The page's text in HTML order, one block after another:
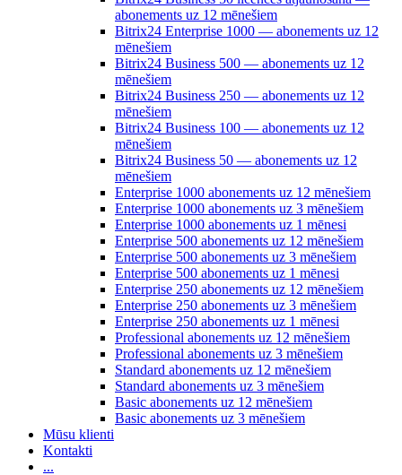
abonements uz 12 mēnešiem
Bitrix24 Enterprise 1000 — abonements uz 12
mēnešiem
Bitrix24 Business 500 — abonements uz 12
mēnešiem
Bitrix24 Business 250 — abonements uz 12
mēnešiem
Bitrix24 Business 100 — abonements uz 12
mēnešiem
Bitrix24 Business 50 — abonements uz 12
mēnešiem
Enterprise 1000 abonements uz 12 mēnešiem
Enterprise 1000 abonements uz 3 mēnešiem
Enterprise 1000 abonements uz 1 mēnesi
Enterprise 500 abonements uz 12 mēnešiem
Enterprise 500 abonements uz 3 mēnešiem
Enterprise 500 abonements uz 1 mēnesi
Enterprise 250 abonements uz 12 mēnešiem
Enterprise 250 abonements uz 3 mēnešiem
Enterprise 250 abonements uz 1 mēnesi
Professional abonements uz 12 mēnešiem
Professional abonements uz 3 mēnešiem
Standard abonements uz 12 mēnešiem
Standard abonements uz 3 mēnešiem
Basic abonements uz 12 mēnešiem
Basic abonements uz 3 mēnešiem
Mūsu klienti
Kontakti
...